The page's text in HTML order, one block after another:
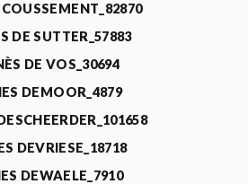
DE SUTTER_57883
DE VOS_30694
DEMOOR_4879
DEVRIESE_18718
DEWAELE_7910